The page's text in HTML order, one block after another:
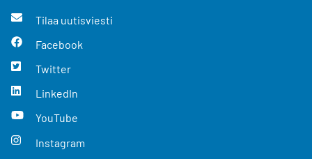
Tilaa uutisviesti
Facebook
Twitter
LinkedIn
YouTube
Instagram